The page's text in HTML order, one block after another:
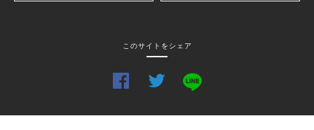
このサイトをシェア